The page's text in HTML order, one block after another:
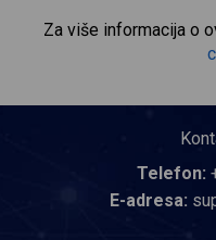
Za više informacija o
Telefon:
E-adresa: